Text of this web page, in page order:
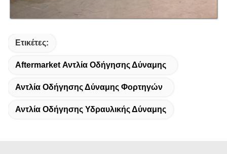
Ετικέτες:
Aftermarket Αντλία Οδήγησης Δύναμης
Αντλία Οδήγησης Δύναμης Φορτηγών
Αντλία Οδήγησης Υδραυλικής Δύναμης